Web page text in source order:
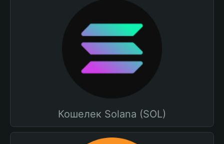
Кошелек Solana (SOL)